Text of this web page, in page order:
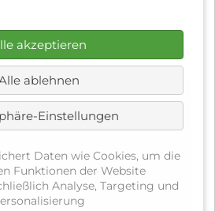
schreiben
veröffentlicht)*
akzeptieren
ablehnen
Einstellungen
Daten wie Cookies, um die
Funktionen der Website
Analyse, Targeting und